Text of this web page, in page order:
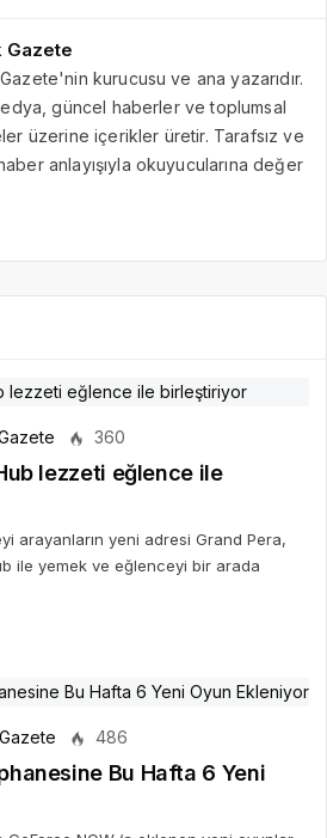
Gazete
kurucusu ve ana yazarıdır.
güncel haberler ve toplumsal
üzerine içerikler üretir. Tarafsız ve
anlayışıyla okuyucularına değer
360
lezzeti eğlence ile
arayanların yeni adresi Grand Pera,
ile yemek ve eğlenceyi bir arada
486
Bu Hafta 6 Yeni